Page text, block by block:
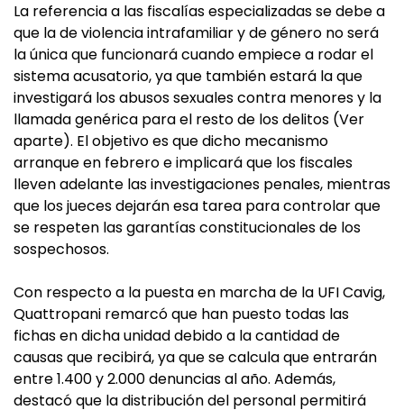
La referencia a las fiscalías especializadas se debe a
que la de violencia intrafamiliar y de género no será
la única que funcionará cuando empiece a rodar el
sistema acusatorio, ya que también estará la que
investigará los abusos sexuales contra menores y la
llamada genérica para el resto de los delitos (Ver
aparte). El objetivo es que dicho mecanismo
arranque en febrero e implicará que los fiscales
lleven adelante las investigaciones penales, mientras
que los jueces dejarán esa tarea para controlar que
se respeten las garantías constitucionales de los
sospechosos.
Con respecto a la puesta en marcha de la UFI Cavig,
Quattropani remarcó que han puesto todas las
fichas en dicha unidad debido a la cantidad de
causas que recibirá, ya que se calcula que entrarán
entre 1.400 y 2.000 denuncias al año. Además,
destacó que la distribución del personal permitirá